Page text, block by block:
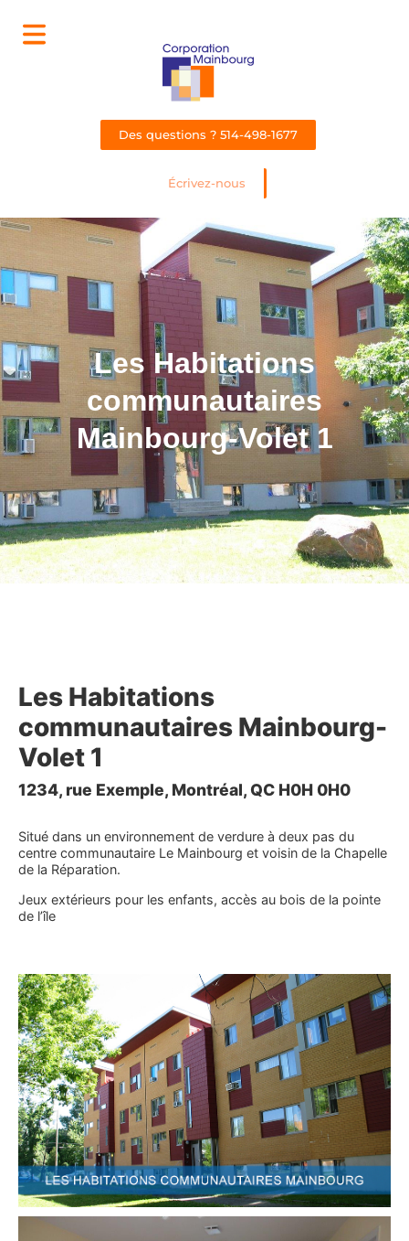
Des questions ? 514-498-1677
Écrivez-nous
Les Habitations
communautaires
Mainbourg-Volet 1
Les Habitations
communautaires Mainbourg-
Volet 1
1234, rue Exemple, Montréal, QC H0H 0H0
Situé dans un environnement de verdure à deux pas du
centre communautaire Le Mainbourg et voisin de la Chapelle
de la Réparation.
Jeux extérieurs pour les enfants, accès au bois de la pointe
de l’île